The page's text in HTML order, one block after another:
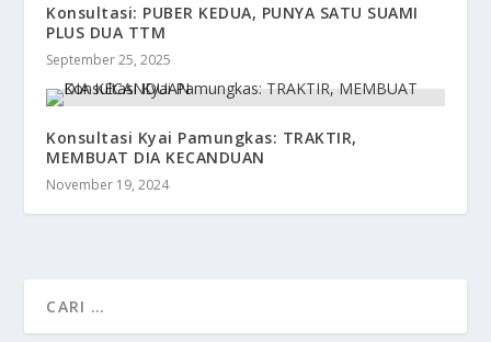
Konsultasi: PUBER KEDUA, PUNYA SATU SUAMI
PLUS DUA TTM
September 25, 2025
Konsultasi Kyai Pamungkas: TRAKTIR,
MEMBUAT DIA KECANDUAN
November 19, 2024